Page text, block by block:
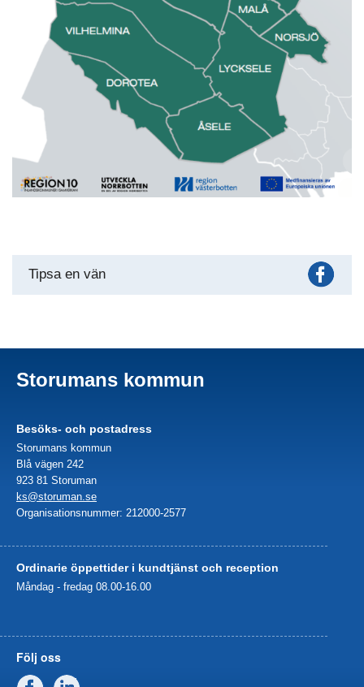
Tipsa en vän
Storumans kommun
Besöks- och postadress
Storumans kommun
Blå vägen 242
923 81 Storuman
ks@storuman.se
Organisationsnummer: 212000-2577
Ordinarie öppettider i kundtjänst och reception
Måndag - fredag 08.00-16.00
Följ oss
Facebook